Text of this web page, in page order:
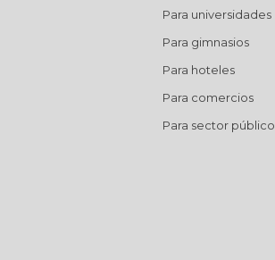
Para universidades
Para gimnasios
Para hoteles
Para comercios
Para sector público